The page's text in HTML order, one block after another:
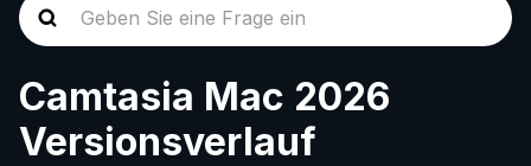
Camtasia Mac 2026
Versionsverlauf